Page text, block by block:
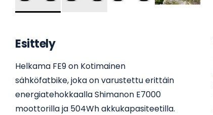
the
beginning
the
images
Esittely
Helkama FE9 on Kotimainen
sähköfatbike, joka on varustettu erittäin
energiatehokkaalla Shimanon E7000
moottorilla ja 504Wh akkukapasiteetilla.